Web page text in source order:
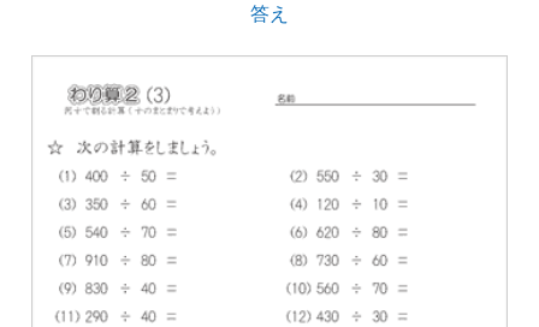
答え